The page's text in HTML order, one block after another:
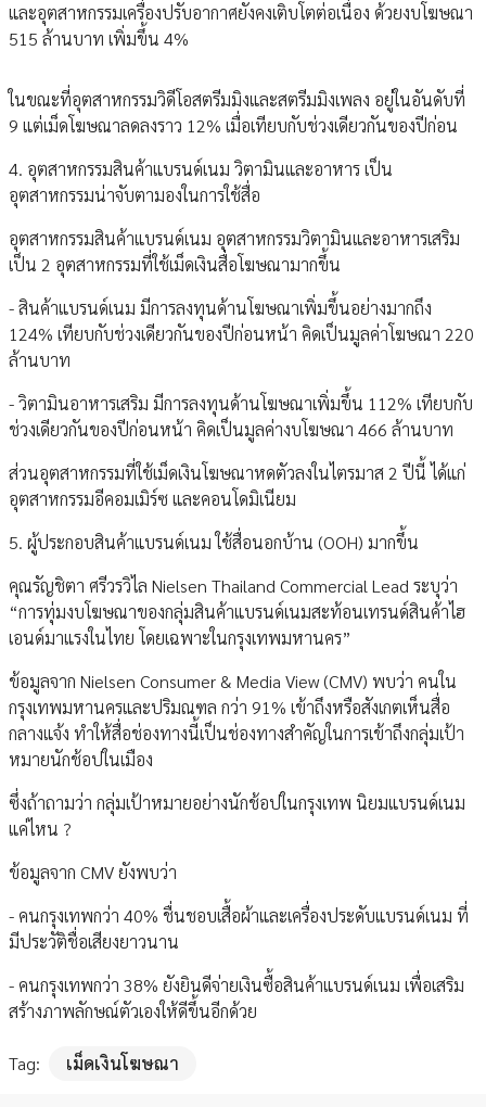
และอุตสาหกรรมเครื่องปรับอากาศยังคงเติบโตต่อเนื่อง ด้วยงบโฆษณา
515 ล้านบาท เพิ่มขึ้น 4%
ในขณะที่อุตสาหกรรมวิดีโอสตรีมมิงและสตรีมมิงเพลง อยู่ในอันดับที่
9 แต่เม็ดโฆษณาลดลงราว 12% เมื่อเทียบกับช่วงเดียวกันของปีก่อน
4. อุตสาหกรรมสินค้าแบรนด์เนม วิตามินและอาหาร เป็น
อุตสาหกรรมน่าจับตามองในการใช้สื่อ
อุตสาหกรรมสินค้าแบรนด์เนม อุตสาหกรรมวิตามินและอาหารเสริม
เป็น 2 อุตสาหกรรมที่ใช้เม็ดเงินสื่อโฆษณามากขึ้น
- สินค้าแบรนด์เนม มีการลงทุนด้านโฆษณาเพิ่มขึ้นอย่างมากถึง
124% เทียบกับช่วงเดียวกันของปีก่อนหน้า คิดเป็นมูลค่าโฆษณา 220
ล้านบาท
- วิตามินอาหารเสริม มีการลงทุนด้านโฆษณาเพิ่มขึ้น 112% เทียบกับ
ช่วงเดียวกันของปีก่อนหน้า คิดเป็นมูลค่างบโฆษณา 466 ล้านบาท
ส่วนอุตสาหกรรมที่ใช้เม็ดเงินโฆษณาหดตัวลงในไตรมาส 2 ปีนี้ ได้แก่
อุตสาหกรรมอีคอมเมิร์ซ และคอนโดมิเนียม
5. ผู้ประกอบสินค้าแบรนด์เนม ใช้สื่อนอกบ้าน (OOH) มากขึ้น
คุณรัญชิตา ศรีวรวิไล Nielsen Thailand Commercial Lead ระบุว่า
“การทุ่มงบโฆษณาของกลุ่มสินค้าแบรนด์เนมสะท้อนเทรนด์สินค้าไฮ
เอนด์มาแรงในไทย โดยเฉพาะในกรุงเทพมหานคร”
ข้อมูลจาก Nielsen Consumer & Media View (CMV) พบว่า คนใน
กรุงเทพมหานครและปริมณฑล กว่า 91% เข้าถึงหรือสังเกตเห็นสื่อ
กลางแจ้ง ทำให้สื่อช่องทางนี้เป็นช่องทางสำคัญในการเข้าถึงกลุ่มเป้า
หมายนักช้อปในเมือง
ซึ่งถ้าถามว่า กลุ่มเป้าหมายอย่างนักช้อปในกรุงเทพ นิยมแบรนด์เนม
แค่ไหน ?
ข้อมูลจาก CMV ยังพบว่า
- คนกรุงเทพกว่า 40% ชื่นชอบเสื้อผ้าและเครื่องประดับแบรนด์เนม ที่
มีประวัติชื่อเสียงยาวนาน
- คนกรุงเทพกว่า 38% ยังยินดีจ่ายเงินซื้อสินค้าแบรนด์เนม เพื่อเสริม
สร้างภาพลักษณ์ตัวเองให้ดีขึ้นอีกด้วย
Tag: เม็ดเงินโฆษณา